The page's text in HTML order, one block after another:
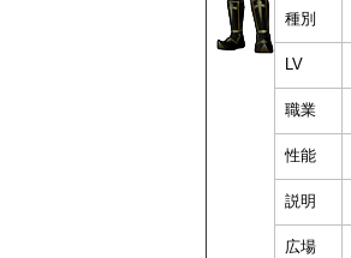
種別
LV
職業
性能
説明
広場